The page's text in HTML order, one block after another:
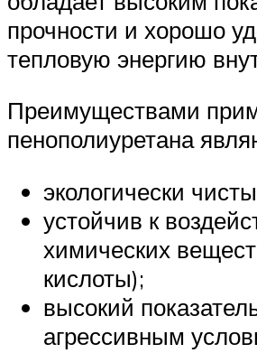
прочности и хорошо
тепловую энергию
Преимуществами
пенополиуретана
экологически
устойчив к
химических
кислоты);
высокий
агрессивным